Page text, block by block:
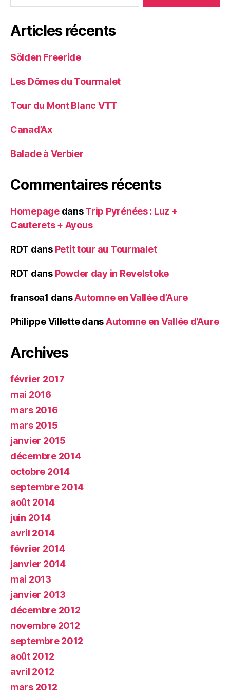
Articles récents
Sölden Freeride
Les Dômes du Tourmalet
Tour du Mont Blanc VTT
Canad’Ax
Balade à Verbier
Commentaires récents
HomepagedansTrip Pyrénées : Luz +
Cauterets + Ayous
RDT dans Petit tour au Tourmalet
RDT dans Powder day in Revelstoke
fransoa1 dansAutomne en Vallée d’Aure
Philippe VillettedansAutomne en Vallée d’Aure
Archives
février 2017
mai 2016
mars 2016
mars 2015
janvier 2015
décembre 2014
octobre 2014
septembre 2014
août 2014
juin 2014
avril 2014
février 2014
janvier 2014
mai 2013
janvier 2013
décembre 2012
novembre 2012
septembre 2012
août 2012
avril 2012
mars 2012